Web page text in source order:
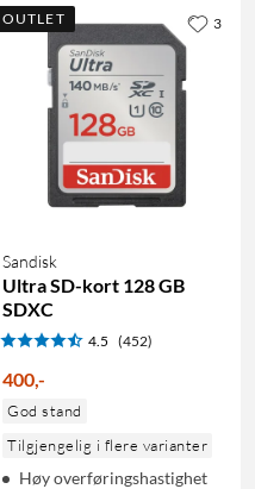
OUTLET
Sandisk
Ultra SD-kort 128 GB
SDXC
4.5 (452)
400,-
God stand
Tilgjengelig i flere varianter
Høy overføringshastighet
3